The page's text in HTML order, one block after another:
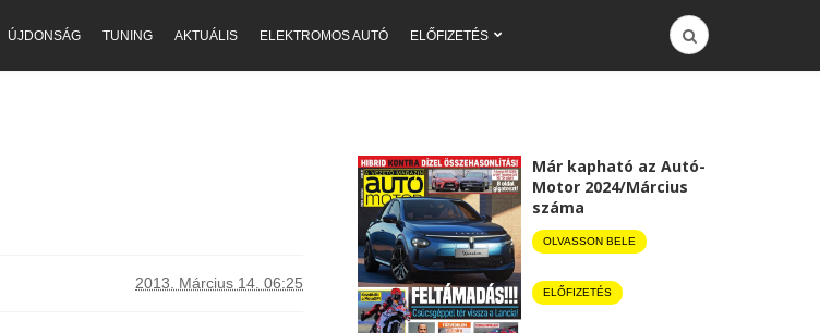
ÚJDONSÁG TUNING AKTUÁLIS ELEKTROMOS AUTÓ ELŐFIZETÉS
2013. Március 14. 06:25
Már kapható az Autó-
Motor 2024/Március
száma
OLVASSON BELE
ELŐFIZETÉS